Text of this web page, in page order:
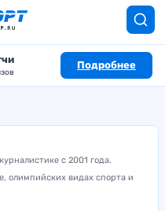
Подробнее
с 2001 года.
олимпийских видах спорта и